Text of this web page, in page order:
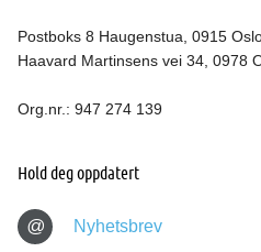
Postboks 8 Haugenstua, 0915
Haavard Martinsens vei 34, 0978
Org.nr.: 947 274 139
Hold deg oppdatert
@ Nyhetsbrev